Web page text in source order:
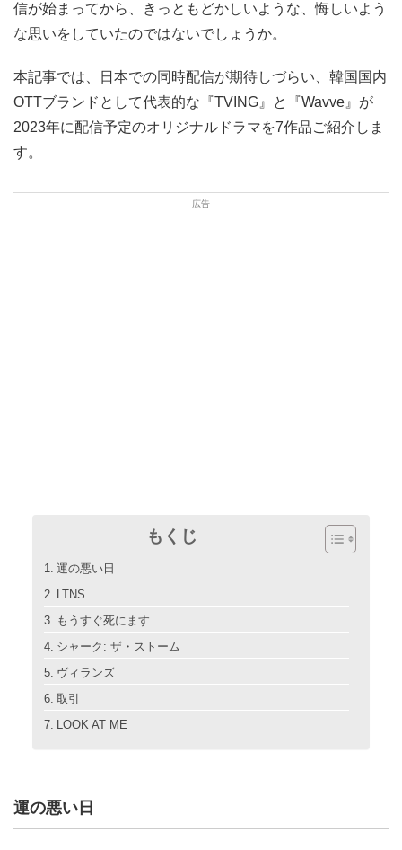
信が始まってから、きっともどかしいような、悔しいよう
な思いをしていたのではないでしょうか。
本記事では、日本での同時配信が期待しづらい、韓国国内
OTTブランドとして代表的な『TVING』と『Wavve』が
2023年に配信予定のオリジナルドラマを7作品ご紹介しま
す。
もくじ
運の悪い日
LTNS
もうすぐ死にます
シャーク: ザ・ストーム
ヴィランズ
取引
LOOK AT ME
運の悪い日